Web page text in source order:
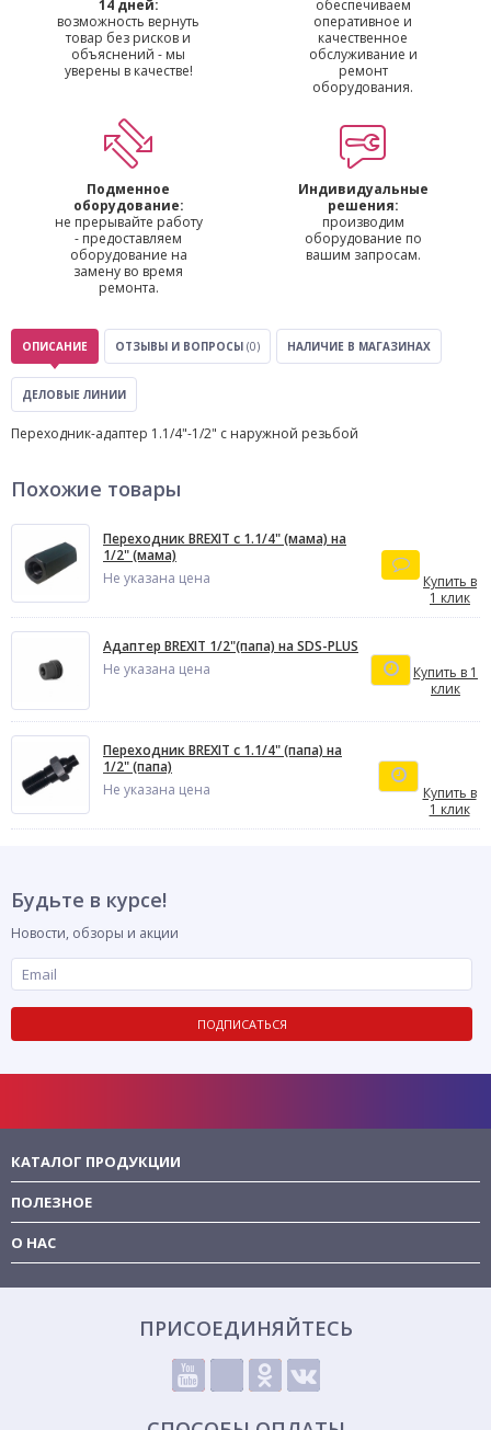
14 дней:
возможность вернуть
товар без рисков и
объяснений - мы
уверены в качестве!
обеспечиваем
оперативное и
качественное
обслуживание и
ремонт
оборудования.
Подменное
оборудование:
не прерывайте работу
- предоставляем
оборудование на
замену во время
ремонта.
Индивидуальные
решения:
производим
оборудование по
вашим запросам.
ОПИСАНИЕ ОТЗЫВЫ И ВОПРОСЫ (0) НАЛИЧИЕ В МАГАЗИНАХ
ДЕЛОВЫЕ ЛИНИИ
Переходник-адаптер 1.1/4"-1/2" с наружной резьбой
Похожие товары
Переходник BREXIT с 1.1/4" (мама) на
1/2" (мама)
Не указана цена
Купить в
1 клик
Адаптер BREXIT 1/2"(папа) на SDS-PLUS
Не указана цена
Купить в 1
клик
Переходник BREXIT с 1.1/4" (папа) на
1/2" (папа)
Не указана цена
Купить в
1 клик
Будьте в курсе!
Новости, обзоры и акции
ПОДПИСАТЬСЯ
КАТАЛОГ ПРОДУКЦИИ
ПОЛЕЗНОЕ
О НАС
ПРИСОЕДИНЯЙТЕСЬ